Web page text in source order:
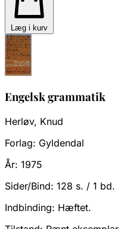
Læg i kurv
Engelsk grammatik
Herløv, Knud
Forlag: Gyldendal
År: 1975
Sider/Bind: 128 s. / 1 bd.
Indbinding: Hæftet.